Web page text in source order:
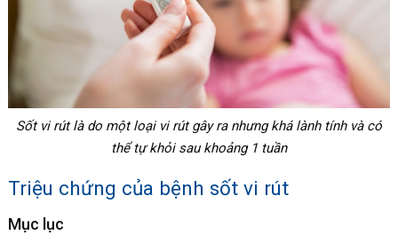
Sốt vi rút là do một loại vi rút gây ra nhưng khá lành tính và có
thể tự khỏi sau khoảng 1 tuần
Triệu chứng của bệnh sốt vi rút
Mục lục